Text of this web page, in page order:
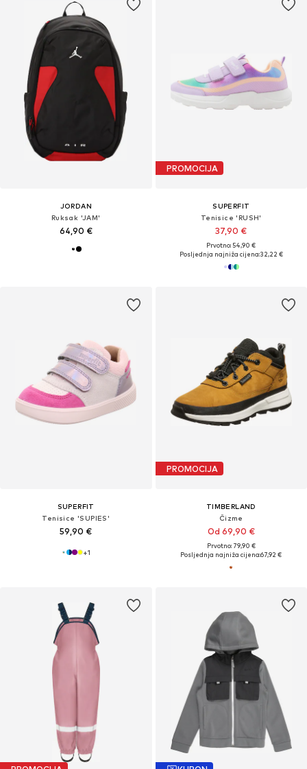
JORDAN
Ruksak 'JAM'
64,90 €
PROMOCIJA
SUPERFIT
Tenisice 'RUSH'
37,90 €
Prvotno: 54,90 €
Posljednja najniža cijena:32,22 €
SUPERFIT
Tenisice 'SUPIES'
59,90 €
+1
PROMOCIJA
TIMBERLAND
Čizme
Od 69,90 €
Prvotno: 79,90 €
Posljednja najniža cijena:67,92 €